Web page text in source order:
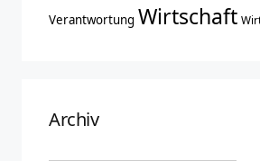
Verantwortung Wirtschaft
Archiv